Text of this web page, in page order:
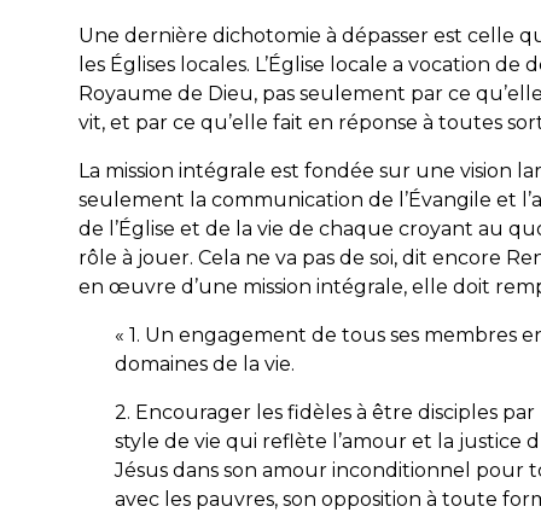
Une dernière dichotomie à dépasser est celle
les Églises locales. L’Église locale a vocation
Royaume de Dieu, pas seulement par ce
vit, et par ce qu’elle fait en réponse à toutes
La mission intégrale est fondée sur une vision
seulement la communication de l’Évangile et
de l’Église et de la vie de chaque croyant au
rôle à jouer. Cela ne va pas de soi, dit encore
en œuvre d’une mission intégrale, elle doit
« 1. Un engagement de tous ses membres
domaines de la vie.
2. Encourager les fidèles à être disciples
style de vie qui reflète l’amour et la justice
Jésus dans son amour inconditionnel pour
avec les pauvres, son opposition à toute